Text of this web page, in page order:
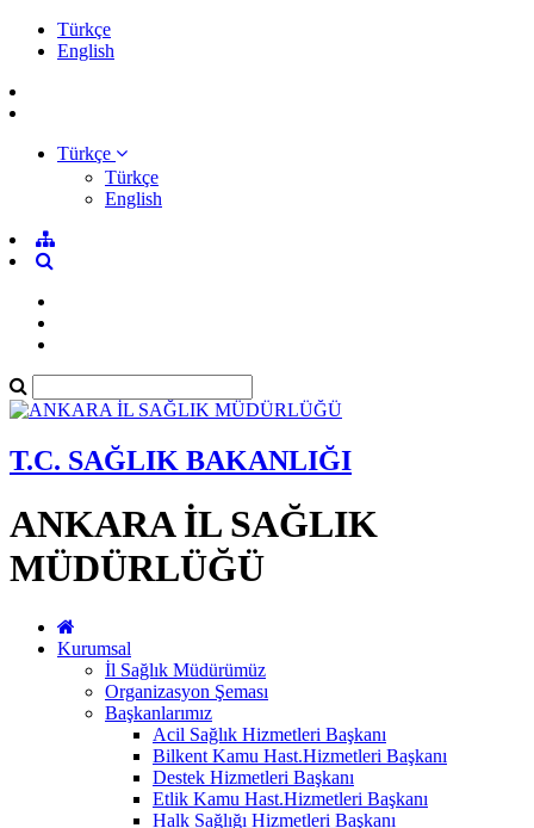
Türkçe
English
Türkçe
Türkçe
English
T.C. SAĞLIK BAKANLIĞI
ANKARA İL SAĞLIK
MÜDÜRLÜĞÜ
Kurumsal
İl Sağlık Müdürümüz
Organizasyon Şeması
Başkanlarımız
Acil Sağlık Hizmetleri Başkanı
Bilkent Kamu Hast.Hizmetleri Başkanı
Destek Hizmetleri Başkanı
Etlik Kamu Hast.Hizmetleri Başkanı
Halk Sağlığı Hizmetleri Başkanı